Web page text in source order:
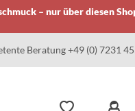
– nur über diesen
Beratung +49 (0) 7231